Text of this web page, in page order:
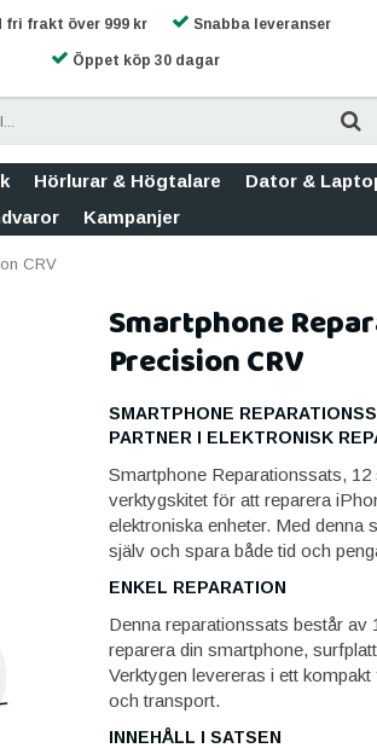
frakt över 999 kr Snabba leveranser
Öppet köp 30 dagar
Hörlurar & Högtalare Dator &
Kampanjer
CRV
Smartphone
Precision CRV
SMARTPHONE
PARTNER I ELEKTRONISK
Smartphone Reparationssats,
verktygskitet för att reparera
elektroniska enheter. Med denna
själv och spara både tid och
ENKEL REPARATION
Denna reparationssats består av
reparera din smartphone,
Verktygen levereras i ett
och transport.
INNEHÅLL I SATSEN